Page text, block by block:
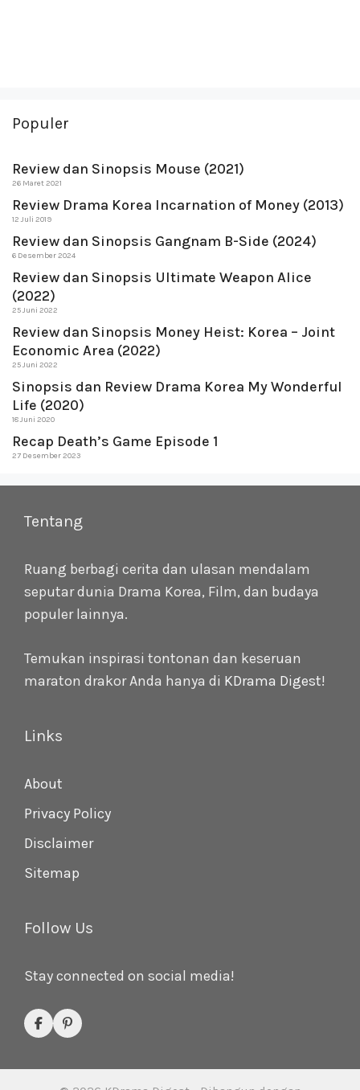
Populer
Review dan Sinopsis Mouse (2021)
26 Maret 2021
Review Drama Korea Incarnation of Money (2013)
12 Juli 2019
Review dan Sinopsis Gangnam B-Side (2024)
6 Desember 2024
Review dan Sinopsis Ultimate Weapon Alice
(2022)
25 Juni 2022
Review dan Sinopsis Money Heist: Korea – Joint
Economic Area (2022)
25 Juni 2022
Sinopsis dan Review Drama Korea My Wonderful
Life (2020)
18 Juni 2020
Recap Death’s Game Episode 1
27 Desember 2023
Tentang
Ruang berbagi cerita dan ulasan mendalam
seputar dunia Drama Korea, Film, dan budaya
populer lainnya.
Temukan inspirasi tontonan dan keseruan
maraton drakor Anda hanya di KDrama Digest!
Links
About
Privacy Policy
Disclaimer
Sitemap
Follow Us
Stay connected on social media!